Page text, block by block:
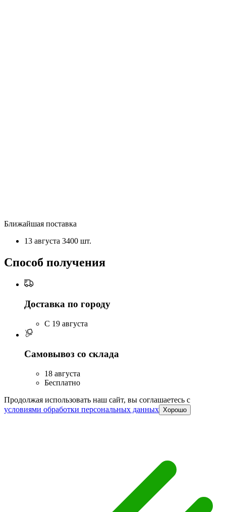
Ближайшая поставка
13 августа 3400 шт.
Способ получения
Доставка по городу
C 19 августа
Самовывоз со склада
18 августа
Бесплатно
Продолжая использовать наш сайт, вы соглашаетесь c
условиями обработки персональных данных Хорошо